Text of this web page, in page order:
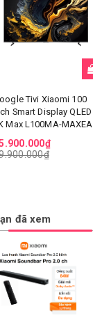
Tivi Xiaomi 100
Smart Display QLED
Max L100MA-MAXEA
đã xem